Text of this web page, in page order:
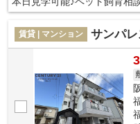
賃貸 | マンション サンパ